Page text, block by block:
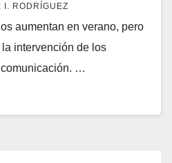
I. RODRÍGUEZ
aumentan en verano, pero
intervención de los
…